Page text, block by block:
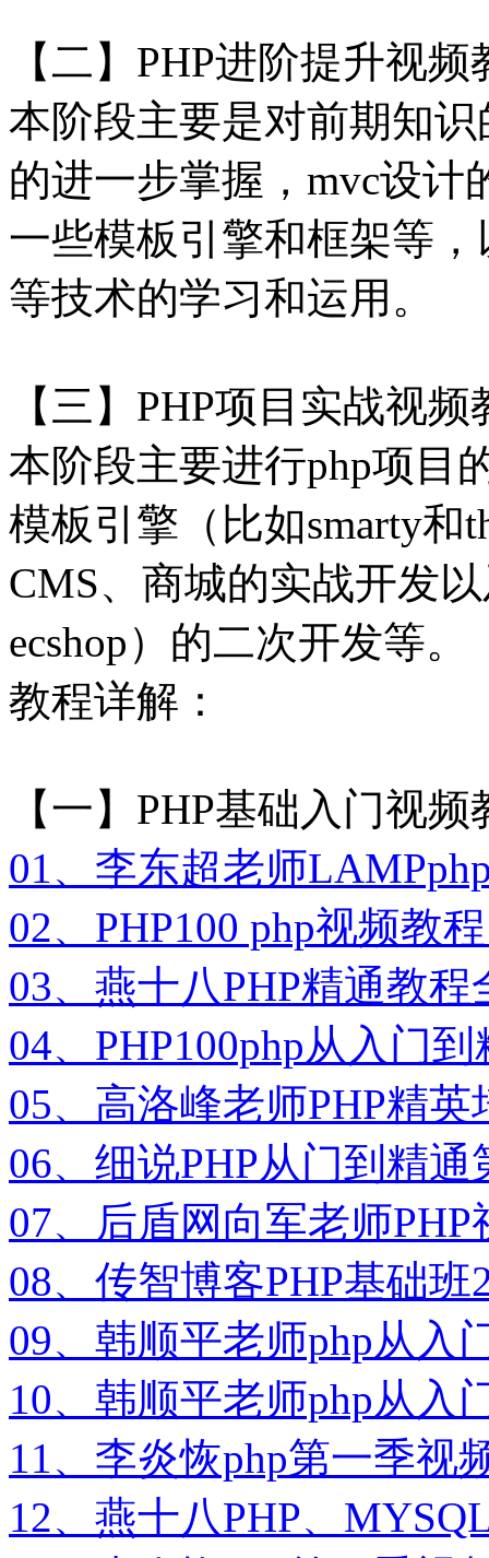
【二】PHP进阶提升视频
本阶段主要是对前期知
的进一步掌握，mvc设计
一些模板引擎和框架等
等技术的学习和运用。
【三】PHP项目实战视频
本阶段主要进行php项目
模板引擎（比如smarty和
CMS、商城的实战开发
ecshop）的二次开发等。
教程详解：
【一】PHP基础入门视
01、李东超老师
02、PHP100 php视频教
03、燕十八PHP精通教
04、PHP100php从入门
05、高洛峰老师PHP精英
06、细说PHP从门到精
07、后盾网向军老师PHP
08、传智博客PHP基础
09、韩顺平老师php从入
10、韩顺平老师php从入
11、李炎恢php第一季视
12、燕十八PHP、